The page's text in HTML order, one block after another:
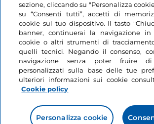
sezione, cliccando su "Personalizza
su “Consenti tutti”, accetti di
cookie sul tuo dispositivo. Il tasto
banner, continuerai la navigazione in
cookie o altri strumenti di
quelli tecnici. Negando il consenso,
navigazione senza poter fruire di
personalizzati sulla base delle tue
ulteriori informazioni sui cookie
Cookie policy
Personalizza cookie